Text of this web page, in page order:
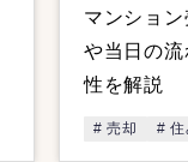
マンショ
や当日の
性を解説
# 売却 # 住